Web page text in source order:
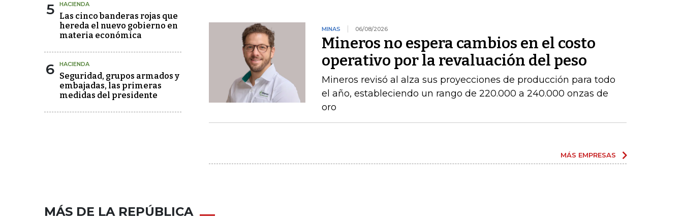
5 HACIENDA
Las cinco banderas rojas que
hereda el nuevo gobierno en
materia económica
6 HACIENDA
Seguridad, grupos armados y
embajadas, las primeras
medidas del presidente
MINAS 06/08/2026
Mineros no espera cambios en el costo
operativo por la revaluación del peso
Mineros revisó al alza sus proyecciones de producción para todo
el año, estableciendo un rango de 220.000 a 240.000 onzas de
oro
MÁS EMPRESAS
MÁS DE LA REPÚBLICA